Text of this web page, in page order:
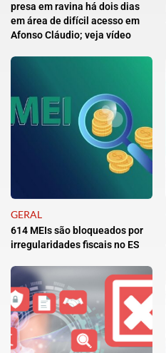
presa em ravina há dois dias
em área de difícil acesso em
Afonso Cláudio; veja vídeo
GERAL
614 MEIs são bloqueados por
irregularidades fiscais no ES